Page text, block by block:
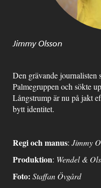
Jimmy Olsson
Den grävande journalisten
Palmegruppen och sökte
Långstrump är nu på jakt
bytt identitet.
Regi och manus: Jimmy
Produktion: Wendel &
Foto: Staffan Övgård